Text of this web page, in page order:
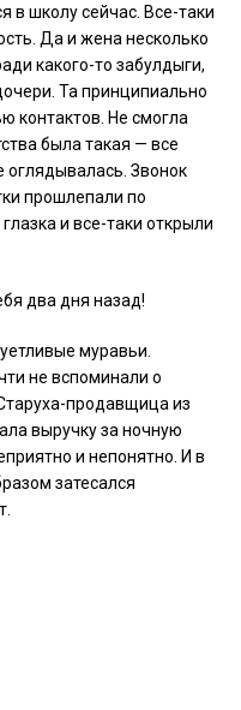
в школу сейчас. Все-таки
Да и жена несколько
какого-то забулдыги,
Та принципиально
контактов. Не смогла
была такая — все
оглядывалась. Звонок
прошлепали по
и все-таки открыли
два дня назад!
муравьи.
не вспоминали о
продавщица из
выручку за ночную
и непонятно. И в
затесался